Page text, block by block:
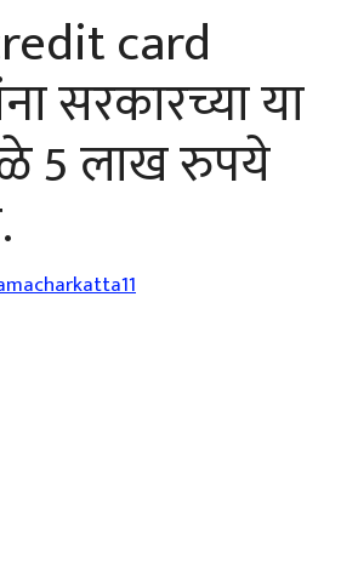
card
सरकारच्या या
5 लाख रुपये